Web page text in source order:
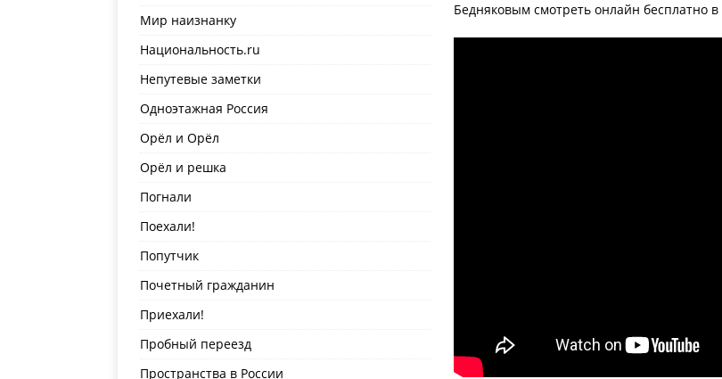
Бедняковым смотреть онлайн бесплатно
Мир наизнанку
Национальность.ru
Непутевые заметки
Одноэтажная Россия
Орёл и Орёл
Орёл и решка
Погнали
Поехали!
Попутчик
Почетный гражданин
Приехали!
Пробный переезд
Пространства в России